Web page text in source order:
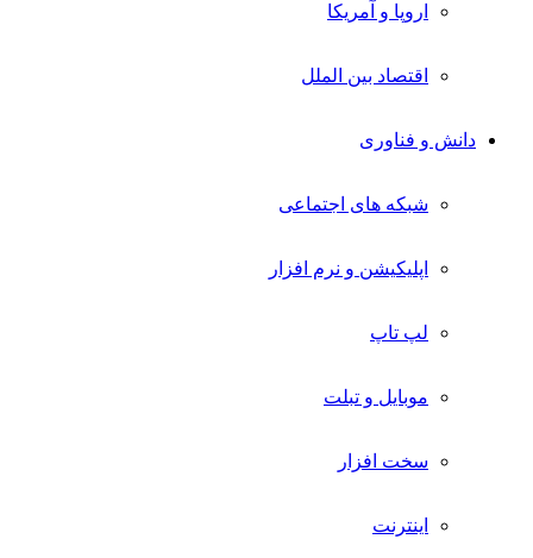
اروپا و آمریکا
اقتصاد بین الملل
دانش و فناوری
شبکه های اجتماعی
اپلیکیشن و نرم افزار
لپ تاپ
موبایل و تبلت
سخت افزار
اینترنت